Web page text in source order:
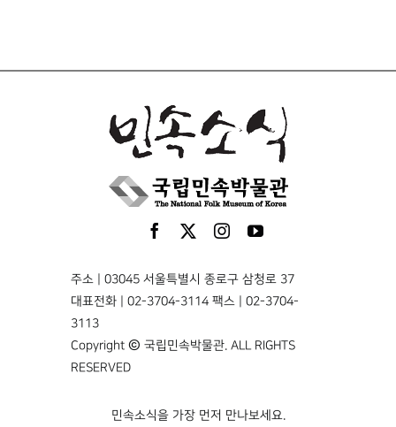
주소 | 03045 서울특별시 종로구 삼청로 37
대표전화 | 02-3704-3114 팩스 | 02-3704-
3113
Copyright © 국립민속박물관. ALL RIGHTS
RESERVED
민속소식을 가장 먼저 만나보세요.